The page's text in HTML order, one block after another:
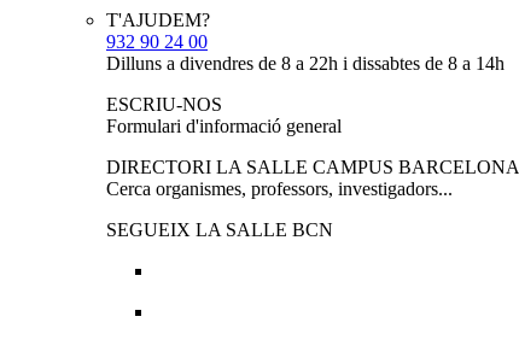
T'AJUDEM?
932 90 24 00
Dilluns a divendres de 8 a 22h i dissabtes de 8 a 14h
ESCRIU-NOS
Formulari d'informació general
DIRECTORI LA SALLE CAMPUS BARCELONA
Cerca organismes, professors, investigadors...
SEGUEIX LA SALLE BCN